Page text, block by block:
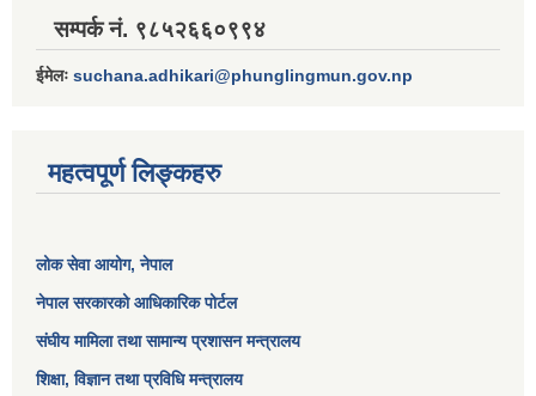
सम्पर्क नं. ९८५२६६०९९४
ईमेलः suchana.adhikari@phunglingmun.gov.np
महत्वपूर्ण लिङ्कहरु
लोक सेवा आयोग, नेपाल
नेपाल सरकारको आधिकारिक पोर्टल
संघीय मामिला तथा सामान्य प्रशासन मन्त्रालय
शिक्षा, विज्ञान तथा प्रविधि मन्त्रालय